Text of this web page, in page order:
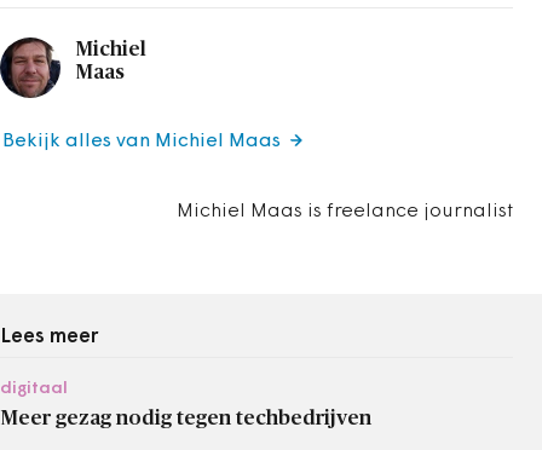
Michiel
Maas
Michiel Maas is freelance journalist
Bekijk alles van Michiel Maas
Lees meer
digitaal
Meer gezag nodig tegen techbedrijven